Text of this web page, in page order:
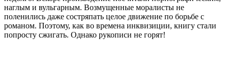
наглым и вульгарным. Возмущенные моралисты не
поленились даже состряпать целое движение по борьбе с
романом. Поэтому, как во времена инквизиции, книгу стали
попросту сжигать. Однако рукописи не горят!